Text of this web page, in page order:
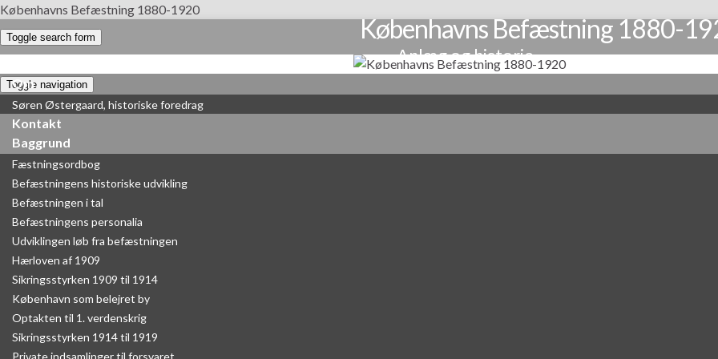
Københavns Befæstning 1880-1920
Toggle search form
Toggle navigation
Københavns Befæstning 1880-
Anlæg og historie
Om
Søren Østergaard, historiske foredrag
Kontakt
Baggrund
Fæstningsordbog
Befæstningens historiske udvikling
Befæstningen i tal
Befæstningens personalia
Udviklingen løb fra befæstningen
Hærloven af 1909
Sikringsstyrken 1909 til 1914
København som belejret by
Optakten til 1. verdenskrig
Sikringsstyrken 1914 til 1919
Private indsamlinger til forsvaret